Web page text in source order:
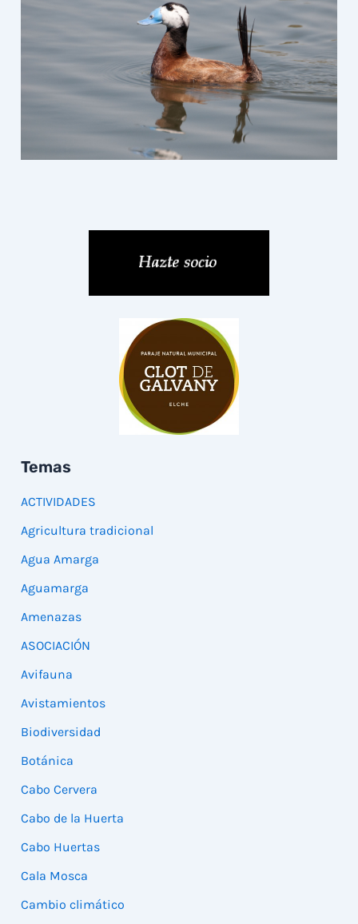
Temas
ACTIVIDADES
Agricultura tradicional
Agua Amarga
Aguamarga
Amenazas
ASOCIACIÓN
Avifauna
Avistamientos
Biodiversidad
Botánica
Cabo Cervera
Cabo de la Huerta
Cabo Huertas
Cala Mosca
Cambio climático